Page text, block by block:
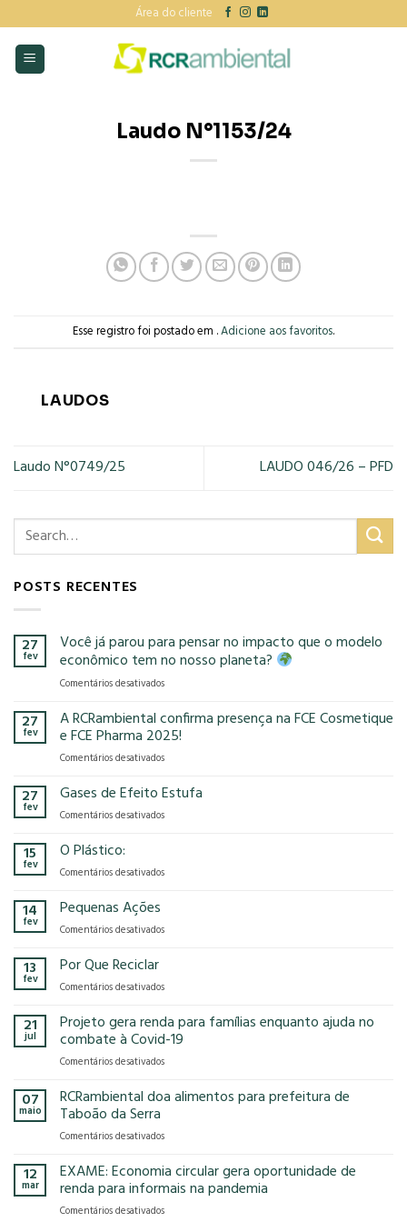
to
content
Área do cliente
Laudo N°1153/24
Esse registro foi postado em .Adicione aos favoritos.
LAUDOS
Laudo N°0749/25 LAUDO 046/26 – PFD
POSTS RECENTES
27
fev
Você já parou para pensar no impacto que o modelo
econômico tem no nosso planeta?
Comentários desativadosem
já
parou
para
pensar
impacto
o
tem
27
fev
A RCRambiental confirma presença na FCE Cosmetique
e FCE Pharma 2025!
Comentários desativadosem
RCRambiental
presença
e
2025!
27
fev
Gases de Efeito Estufa
Comentários desativadosem
Estufa
15
fev
O Plástico:
Comentários desativadosem
14
fev
Pequenas Ações
Comentários desativadosem
13
fev
Por Que Reciclar
Comentários desativadosem
Que
Reciclar
21
jul
Projeto gera renda para famílias enquanto ajuda no
combate à Covid-19
Comentários desativadosem
gera
famílias
ajuda
no
à
07
maio
RCRambiental doa alimentos para prefeitura de
Taboão da Serra
Comentários desativadosem
doa
alimentos
para
prefeitura
12
mar
EXAME: Economia circular gera oportunidade de
renda para informais na pandemia
Comentários desativadosem